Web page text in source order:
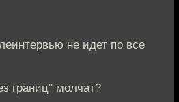
не идет по все
границ" молчат?